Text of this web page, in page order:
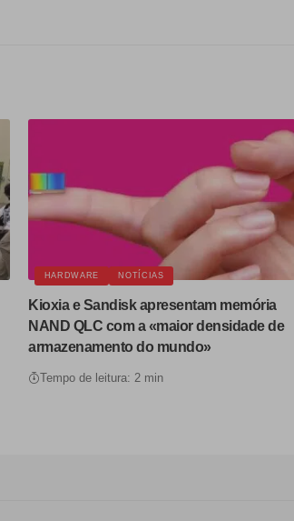
HARDWARE NOTÍCIAS
Kioxia e Sandisk apresentam memória
NAND QLC com a «maior densidade de
armazenamento do mundo»
Tempo de leitura: 2 min